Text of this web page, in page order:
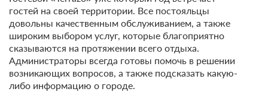
гостей на своей территории. Все постояльцы
довольны качественным обслуживанием, а также
широким выбором услуг, которые благоприятно
сказываются на протяжении всего отдыха.
Администраторы всегда готовы помочь в решении
возникающих вопросов, а также подсказать какую-
либо информацию о городе.